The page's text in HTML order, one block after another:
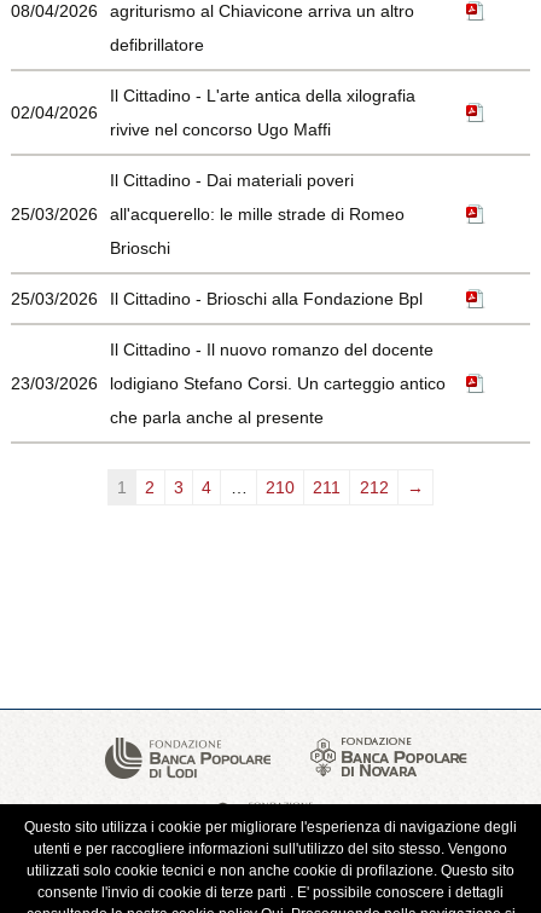
08/04/2026
agriturismo al Chiavicone arriva un altro
defibrillatore
02/04/2026
Il Cittadino - L'arte antica della xilografia
rivive nel concorso Ugo Maffi
25/03/2026
Il Cittadino - Dai materiali poveri
all'acquerello: le mille strade di Romeo
Brioschi
25/03/2026 Il Cittadino - Brioschi alla Fondazione Bpl
23/03/2026
Il Cittadino - Il nuovo romanzo del docente
lodigiano Stefano Corsi. Un carteggio antico
che parla anche al presente
1 2 3 4 210 211 212 →
UTILIZZO
DEL
LOGO
Questo sito utilizza i cookie per migliorare l'esperienza di navigazione degli
utenti e per raccogliere informazioni sull'utilizzo del sito stesso. Vengono
utilizzati solo cookie tecnici e non anche cookie di profilazione. Questo sito
consente l'invio di cookie di terze parti . E' possibile conoscere i dettagli